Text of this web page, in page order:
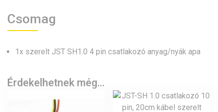
Csomag
1x szerelt JST SH1.0 4 pin csatlakozó anyag/nyák apa
Érdekelhetnek még…